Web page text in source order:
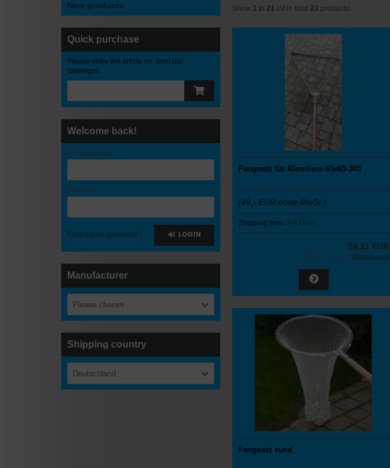
Show 1 to 21 (of in total 23 products)
Fangnetz für Kleintiere 65x65-305
(49,- EUR ohne MwSt.)
Shipping time: 3-4 Days
58,31 EUR
19 % VAT incl. excl. Shipping costs
Fangnetz rund
New products
Quick purchase
Please enter the article no. from our
catalogue.
Welcome back!
E-mail address:
Password:
Forgot your password? LOGIN
Manufacturer
Please choose
Shipping country
Deutschland